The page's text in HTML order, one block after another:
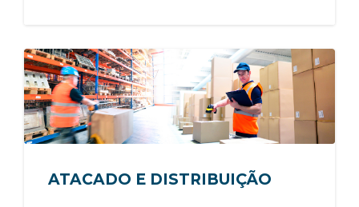
ATACADO E DISTRIBUIÇÃO